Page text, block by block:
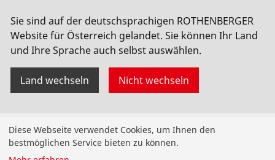
Sie sind auf der deutschsprachigen ROTHENBERGER
Website für Österreich gelandet. Sie können Ihr Land
und Ihre Sprache auch selbst auswählen.
Land wechseln Nicht wechseln
Produkte
Diese Webseite verwendet Cookies, um Ihnen den
bestmöglichen Service bieten zu können.